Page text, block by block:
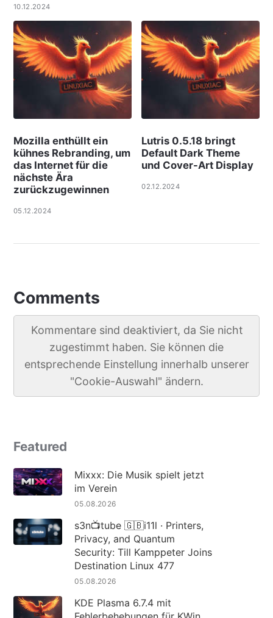
10.12.2024
Mozilla enthüllt ein
kühnes Rebranding, um
das Internet für die
nächste Ära
zurückzugewinnen
05.12.2024
Lutris 0.5.18 bringt
Default Dark Theme
und Cover-Art Display
02.12.2024
Comments
Kommentare sind deaktiviert, da Sie nicht
zugestimmt haben. Sie können die
entsprechende Einstellung innerhalb unserer
"Cookie-Auswahl" ändern.
Featured
Mixxx: Die Musik spielt jetzt
im Verein
05.08.2026
s3n📺tube 🇬🇧i11l · Printers,
Privacy, and Quantum
Security: Till Kamppeter Joins
Destination Linux 477
05.08.2026
KDE Plasma 6.7.4 mit